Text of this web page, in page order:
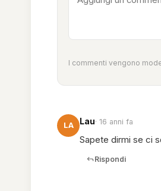
I commenti vengono
LA Lau· 16 anni fa
Sapete dirmi se ci
Rispondi